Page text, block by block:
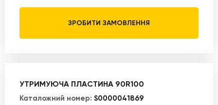
ЗРОБИТИ ЗАМОВЛЕННЯ
УТРИМУЮЧА ПЛАСТИНА 90R100
Каталожний номер: S0000041869